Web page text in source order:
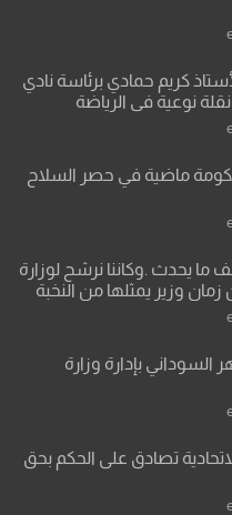
كريم حمادي برئاسة نادي
نوعية في الرياضة
ماضية في حصر السلاح
ما يحدث .وكاننا نرشح لوزارة
( الثقافة ) التي ماتت من زمان وزير يمثلها من النخبة
بإدارة وزارة
تصادق على الحكم بحق